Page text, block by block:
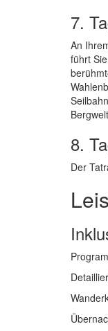
7.
An
führt
8.
Der